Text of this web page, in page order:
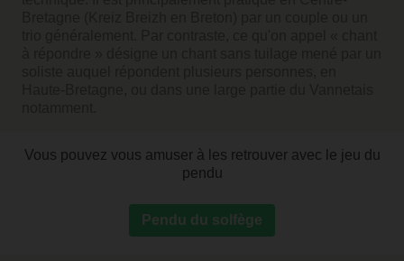
Vous pouvez vous amuser à les retrouver avec le jeu du
pendu
Pendu du solfège